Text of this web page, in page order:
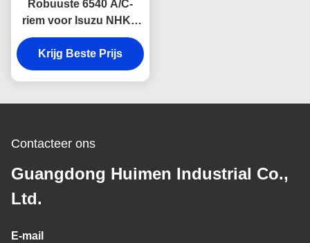
Robuuste 6540 A/C-
riem voor Isuzu NHKR
Dieselvoertuigen,
vervaardigd met
hoogwaardig rubber om
scheuren te weerstaan.
Krijg Beste Prijs
Contacteer ons
Guangdong Huimen Industrial Co.,
Ltd.
E-mail